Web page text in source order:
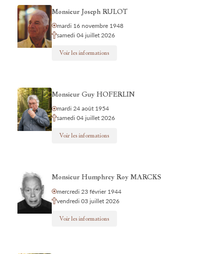
Monsieur Joseph RULOT
mardi 16 novembre 1948
samedi 04 juillet 2026
Voir les informations
Monsieur Guy HOFERLIN
mardi 24 août 1954
samedi 04 juillet 2026
Voir les informations
Monsieur Humphrey Roy MARCKS
mercredi 23 février 1944
vendredi 03 juillet 2026
Voir les informations